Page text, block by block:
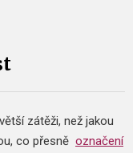
zátěži, než jakou
co přesně označení